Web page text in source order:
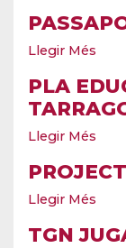
Llegir Més
PLA
Llegir Més
Llegir Més
TGN